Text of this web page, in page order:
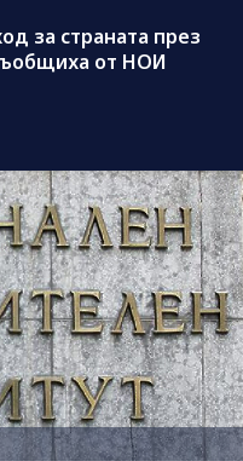
за страната през
от НОИ